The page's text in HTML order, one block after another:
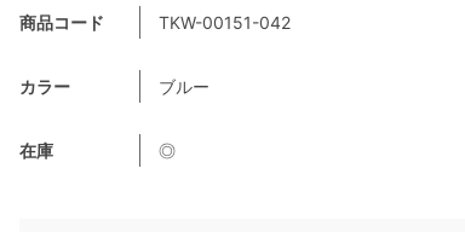
商品コード TKW-00151-042
カラー ブルー
在庫 ◎